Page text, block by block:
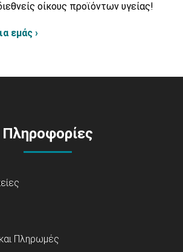
οίκους προϊόντων υγείας!
εμάς ›
Πληροφορίες
Πληρωμές